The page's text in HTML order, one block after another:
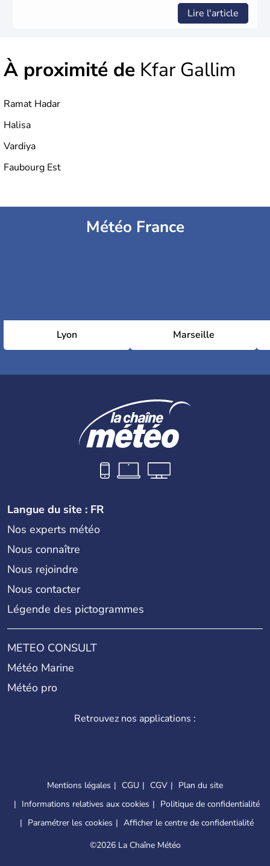
Lire l'article
À proximité de Kfar Gallim
Ramat Hadar
Halisa
Vardiya
Faubourg Est
Météo France
Lyon Marseille
Langue du site : FR
Nos experts météo
Nous connaître
Nous rejoindre
Nous contacter
Légende des pictogrammes
METEO CONSULT
Météo Marine
Météo pro
Retrouvez nos applications :
Mentions légales CGU CGV
Plan du site
Informations relatives aux cookies
Politique de confidentialité
Paramétrer les cookies
Afficher le centre de confidentialité
©2026 La Chaîne Météo